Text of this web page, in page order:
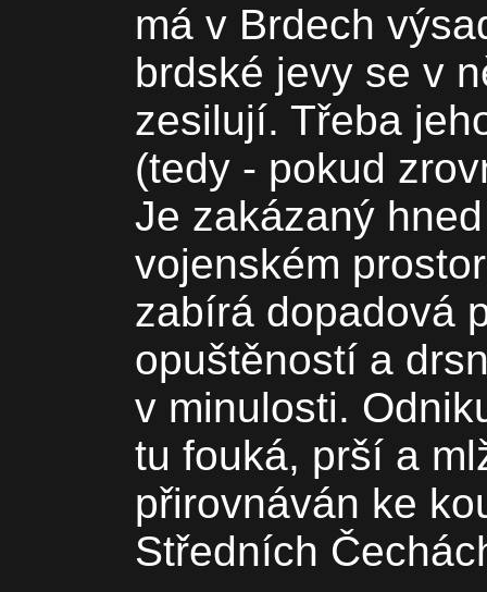
má v Brdech
brdské jevy se v
zesilují. Třeba
(tedy - pokud
Je zakázaný
vojenském
zabírá dopadová
opuštěností a
v minulosti.
tu fouká, prší a
přirovnáván ke
Středních